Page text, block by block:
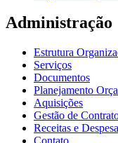
Administração
Estrutura
Serviços
Documentos
Planejamento
Aquisições
Gestão de
Receitas e